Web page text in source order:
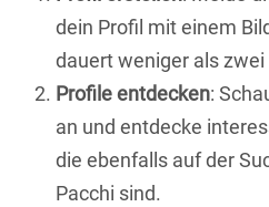
dein Profil mit einem
dauert weniger als
Profile entdecken:
an und entdecke
die ebenfalls auf der
Pacchi sind.